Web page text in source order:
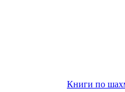
Книги по